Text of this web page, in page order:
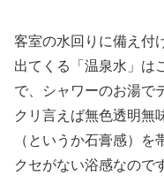
客室の水回りに備え付
出てくる「温泉水」は
で、シャワーのお湯で
クリ言えば無色透明無
（というか石膏感）
クセがない浴感なので